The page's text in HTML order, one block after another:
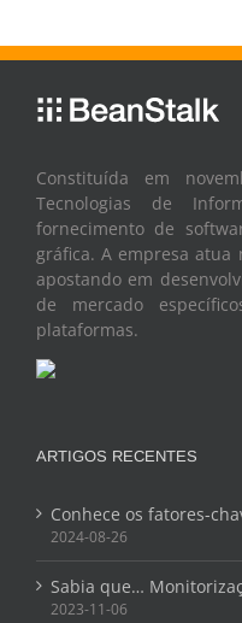
Constituída em
Tecnologias de
fornecimento de
gráfica. A empresa atua
apostando em
de mercado
plataformas.
ARTIGOS RECENTES
Conhece os fatores-
2024-08-26
Sabia que…
2023-11-06